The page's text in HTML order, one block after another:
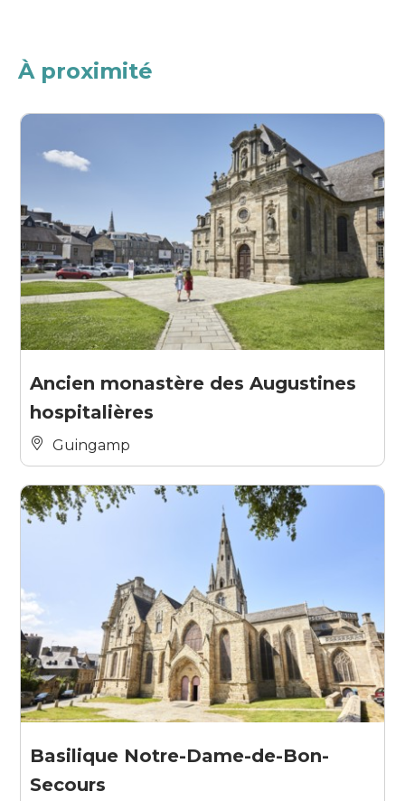
À proximité
Ancien monastère des Augustines
hospitalières
Guingamp
Basilique Notre-Dame-de-Bon-
Secours